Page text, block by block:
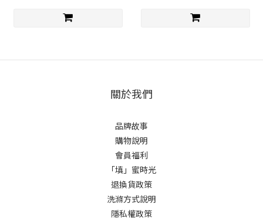
關於我們
品牌故事
購物說明
會員福利
「填」蜜時光
退換貨政策
洗滌方式說明
隱私權政策